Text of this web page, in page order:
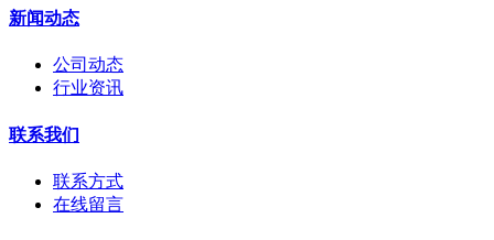
新闻动态
公司动态
行业资讯
联系我们
联系方式
在线留言